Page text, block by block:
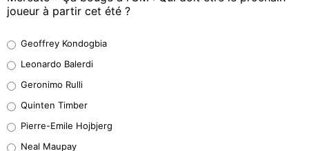
joueur à partir cet été ?
38%
32%
5%
Geoffrey Kondogbia
Leonardo Balerdi
Geronimo Rulli
Quinten Timber
Pierre-Emile Hojbjerg
Neal Maupay